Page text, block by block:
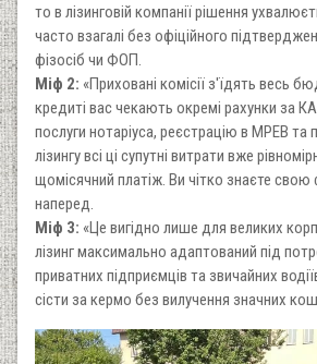
то в лізинговій компанії рішення
часто взагалі без офіційного
фізосіб чи ФОП.
Міф 2: «Приховані комісії з'їдять весь
кредиті вас чекають окремі рахунки за
послуги нотаріуса, реєстрацію в МРЕВ та
лізингу всі ці супутні витрати вже
щомісячний платіж. Ви чітко знаєте свою
наперед.
Міф 3: «Це вигідно лише для великих
лізинг максимально адаптований під
приватних підприємців та звичайних
сісти за кермо без вилучення значних